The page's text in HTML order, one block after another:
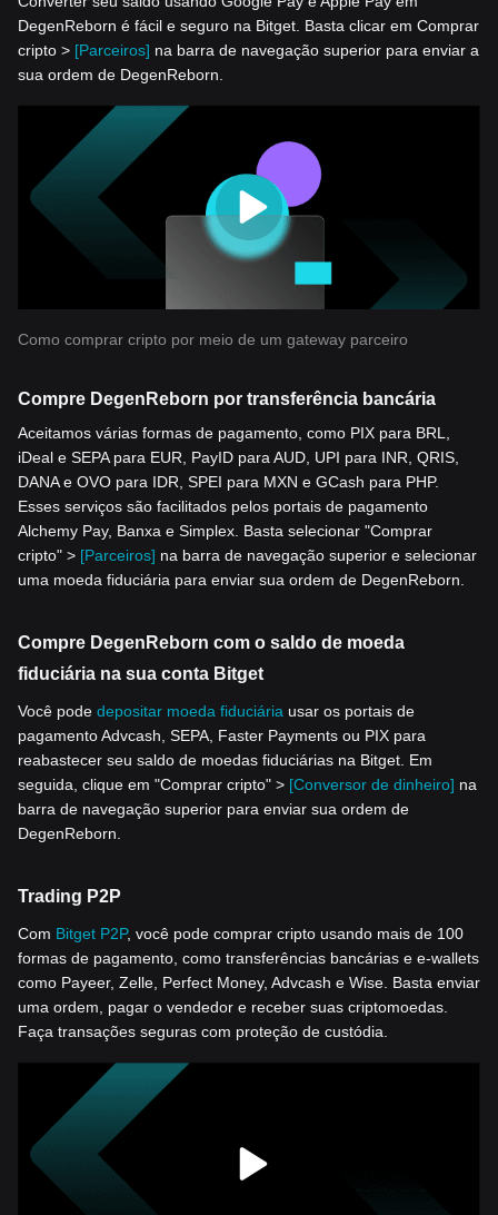
DegenReborn é fácil e seguro na Bitget. Basta clicar em Comprar
cripto > [Parceiros] na barra de navegação superior para enviar a
sua ordem de DegenReborn.
Como comprar cripto por meio de um gateway parceiro
Compre DegenReborn por transferência bancária
Aceitamos várias formas de pagamento, como PIX para BRL,
iDeal e SEPA para EUR, PayID para AUD, UPI para INR, QRIS,
DANA e OVO para IDR, SPEI para MXN e GCash para PHP.
Esses serviços são facilitados pelos portais de pagamento
Alchemy Pay, Banxa e Simplex. Basta selecionar "Comprar
cripto" > [Parceiros] na barra de navegação superior e selecionar
uma moeda fiduciária para enviar sua ordem de DegenReborn.
Compre DegenReborn com o saldo de moeda
fiduciária na sua conta Bitget
Você pode depositar moeda fiduciária usar os portais de
pagamento Advcash, SEPA, Faster Payments ou PIX para
reabastecer seu saldo de moedas fiduciárias na Bitget. Em
seguida, clique em "Comprar cripto" > [Conversor de dinheiro] na
barra de navegação superior para enviar sua ordem de
DegenReborn.
Trading P2P
Com Bitget P2P, você pode comprar cripto usando mais de 100
formas de pagamento, como transferências bancárias e e-wallets
como Payeer, Zelle, Perfect Money, Advcash e Wise. Basta enviar
uma ordem, pagar o vendedor e receber suas criptomoedas.
Faça transações seguras com proteção de custódia.